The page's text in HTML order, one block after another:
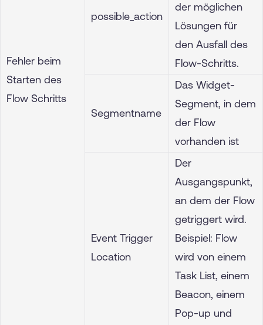
Fehler beim
Starten des
Flow Schritts
possible_action
der möglichen
Lösungen für
den Ausfall des
Flow-Schritts.
Segmentname
Das Widget-
Segment, in dem
der Flow
vorhanden ist
Event Trigger
Location
Der
Ausgangspunkt,
an dem der Flow
getriggert wird.
Beispiel: Flow
wird von einem
Task List, einem
Beacon, einem
Pop-up und